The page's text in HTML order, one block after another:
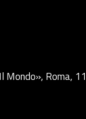
Mondo», Roma,